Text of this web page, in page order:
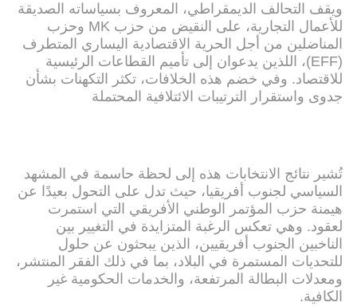
ويقف التحالف الديمقراطي، المعروف بسياساته الصديقة
للأعمال التجارية، على النقيض من حزب MK وحزب
المناضلين من أجل الحرية الاقتصادية اليساري المتطرف
(EFF)، اللذين يدعوان إلى تأميم القطاعات الرئيسية
للاقتصاد. وفي خضم هذه الخلافات، تكثر التكهنات بشأن
جدوى واستقرار الترتيبات الائتلافية المحتملة
تُشير نتائج الانتخابات هذه إلى لحظة حاسمة في المشهد
السياسي لجنوب أفريقيا، حيث تدل على التحول بعيدًا عن
هيمنة حزب المؤتمر الوطني الأفريقي التي استمرت
لعقود. وهي تعكس الرغبة المتزايدة في التغيير بين
الناخبين الجنوب أفريقيين، الذين يبحثون عن حلول
للتحديات المستمرة في البلاد، بما في ذلك الفقر المنتشر،
ومعدلات البطالة المرتفعة، والخدمات الحكومية غير
الكافية.